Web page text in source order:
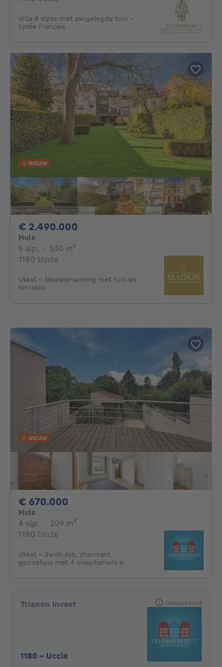
Villa 4 slpks met aangelegde tuin -
Lycée Français
NIEUW
€ 2.490.000
Huis
5 slp. 5 slaapkamers
· 530 m²
1180 Uccle
Ukkel – Meesterwoning met tuin en
terrasse
NIEUW
€ 670.000
Huis
4 slp. 4 slaapkamers
· 209 m²
1180 Uccle
Ukkel – Saint-Job, charmant
gezinshuis met 4 slaapkamers e
Trianon Invest
1180 - Uccle
Gesponsord